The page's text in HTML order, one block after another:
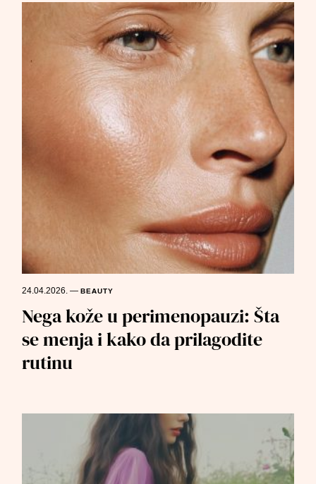
24.04.2026.—BEAUTY
Nega kože u perimenopauzi: Šta
se menja i kako da prilagodite
rutinu